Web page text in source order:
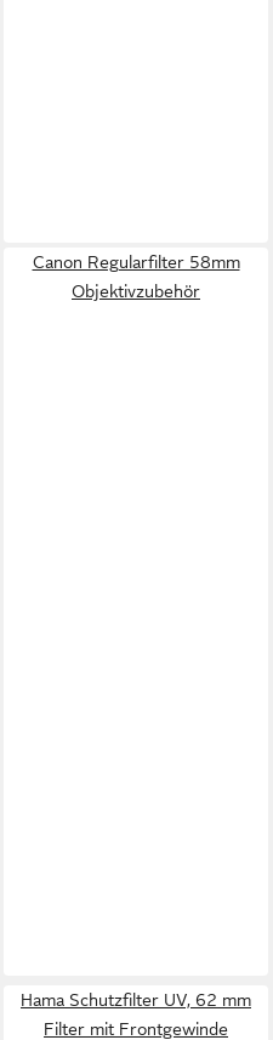
Canon Regularfilter 58mm
Objektivzubehör
Hama Schutzfilter UV, 62 mm
Filter mit Frontgewinde